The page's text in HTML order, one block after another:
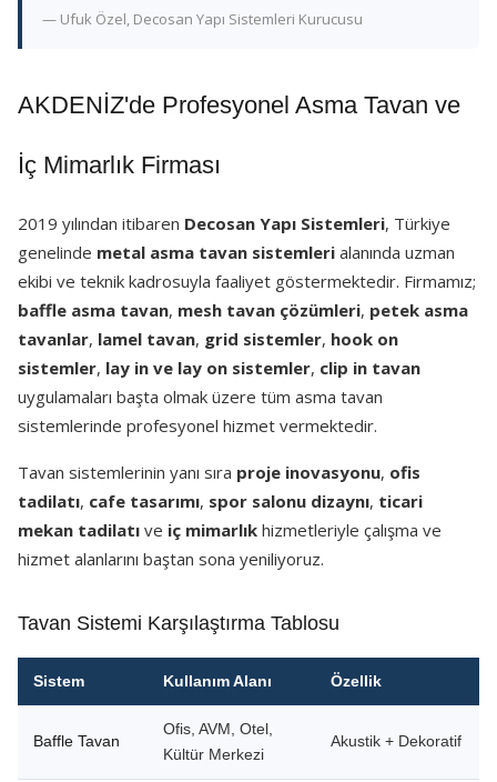
— Ufuk Özel, Decosan Yapı Sistemleri Kurucusu
AKDENİZ'de Profesyonel Asma Tavan ve
İç Mimarlık Firması
2019 yılından itibaren Decosan Yapı Sistemleri, Türkiye
genelinde metal asma tavan sistemleri alanında uzman
ekibi ve teknik kadrosuyla faaliyet göstermektedir. Firmamız;
baffle asma tavan, mesh tavan çözümleri, petek asma
tavanlar, lamel tavan, grid sistemler, hook on
sistemler, lay in ve lay on sistemler, clip in tavan
uygulamaları başta olmak üzere tüm asma tavan
sistemlerinde profesyonel hizmet vermektedir.
Tavan sistemlerinin yanı sıra proje inovasyonu, ofis
tadilatı, cafe tasarımı, spor salonu dizaynı, ticari
mekan tadilatı ve iç mimarlık hizmetleriyle çalışma ve
hizmet alanlarını baştan sona yeniliyoruz.
Tavan Sistemi Karşılaştırma Tablosu
Sistem Kullanım Alanı Özellik
Baffle Tavan
Ofis, AVM, Otel,
Kültür Merkezi
Akustik + Dekoratif